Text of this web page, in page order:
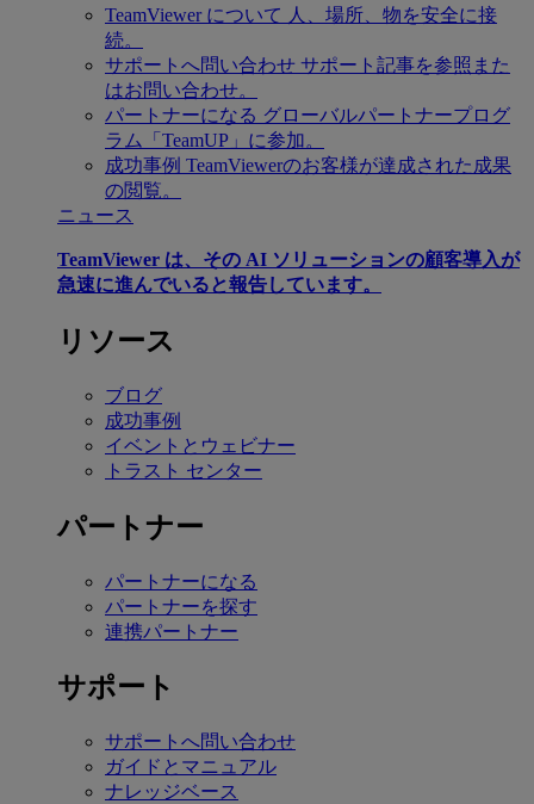
TeamViewer について 人、場所、物を安全に接
続。
サポートへ問い合わせ サポート記事を参照また
はお問い合わせ。
パートナーになる グローバルパートナープログ
ラム「TeamUP」に参加。
成功事例 TeamViewerのお客様が達成された成果
の閲覧。
ニュース
TeamViewer は、その AI ソリューションの顧客導入が
急速に進んでいると報告しています。
リソース
ブログ
成功事例
イベントとウェビナー
トラスト センター
パートナー
パートナーになる
パートナーを探す
連携パートナー
サポート
サポートへ問い合わせ
ガイドとマニュアル
ナレッジベース